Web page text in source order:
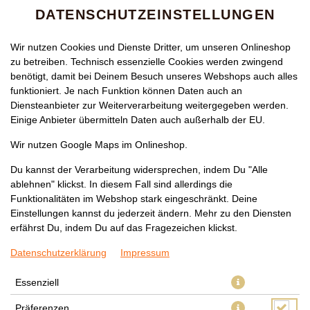
234 FUTO AMADA SPECIAL
ROLL
DATENSCHUTZEINSTELLUNGEN
Wir nutzen Cookies und Dienste Dritter, um unseren Onlineshop
zu betreiben. Technisch essenzielle Cookies werden zwingend
benötigt, damit bei Deinem Besuch unseres Webshops auch alles
funktioniert. Je nach Funktion können Daten auch an
Diensteanbieter zur Weiterverarbeitung weitergegeben werden.
Einige Anbieter übermitteln Daten auch außerhalb der EU.
Wir nutzen Google Maps im Onlineshop.
Du kannst der Verarbeitung widersprechen, indem Du "Alle
ablehnen" klickst. In diesem Fall sind allerdings die
Funktionalitäten im Webshop stark eingeschränkt. Deine
Einstellungen kannst du jederzeit ändern. Mehr zu den Diensten
erfährst Du, indem Du auf das Fragezeichen klickst.
Datenschutzerklärung Impressum
Essenziell